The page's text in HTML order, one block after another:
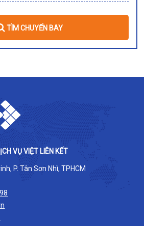
TÌM CHUYẾN BAY
VỤ VIỆT LIÊN KẾT
P. Tân Sơn Nhì, TPHCM